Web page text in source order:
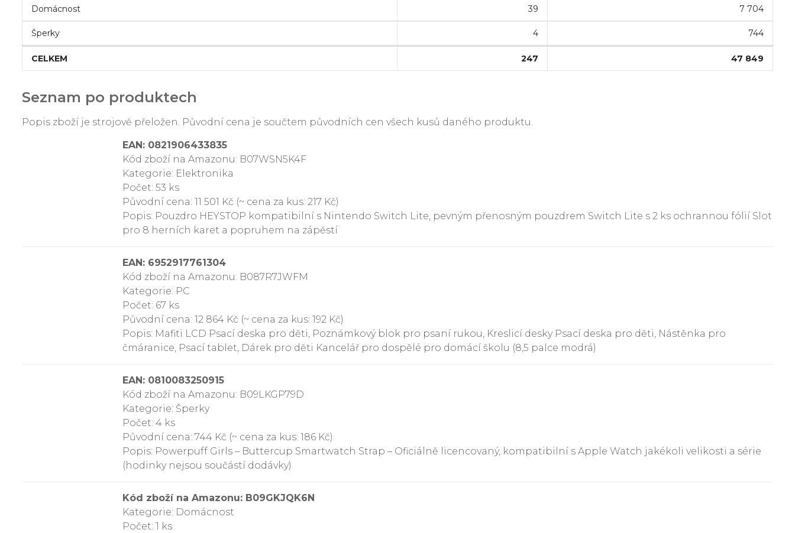
Domácnost 39 7 704
Šperky 4 744
CELKEM 247 47 849
Seznam po produktech
Popis zboží je strojově přeložen. Původní cena je součtem původních cen všech kusů daného produktu.
EAN: 0821906433835
Kód zboží na Amazonu: B07WSN5K4F
Kategorie: Elektronika
Počet: 53 ks
Původní cena: 11 501 Kč (~ cena za kus: 217 Kč)
Popis: Pouzdro HEYSTOP kompatibilní s Nintendo Switch Lite, pevným přenosným pouzdrem Switch Lite s 2 ks ochrannou fólií Slot
pro 8 herních karet a popruhem na zápěstí
EAN: 6952917761304
Kód zboží na Amazonu: B087R7JWFM
Kategorie: PC
Počet: 67 ks
Původní cena: 12 864 Kč (~ cena za kus: 192 Kč)
Popis: Mafiti LCD Psací deska pro děti, Poznámkový blok pro psaní rukou, Kreslicí desky Psací deska pro děti, Nástěnka pro
čmáranice, Psací tablet, Dárek pro děti Kancelář pro dospělé pro domácí školu (8,5 palce modrá)
EAN: 0810083250915
Kód zboží na Amazonu: B09LKGP79D
Kategorie: Šperky
Počet: 4 ks
Původní cena: 744 Kč (~ cena za kus: 186 Kč)
Popis: Powerpuff Girls – Buttercup Smartwatch Strap – Oficiálně licencovaný, kompatibilní s Apple Watch jakékoli velikosti a série
(hodinky nejsou součástí dodávky)
Kód zboží na Amazonu: B09GKJQK6N
Kategorie: Domácnost
Počet: 1 ks